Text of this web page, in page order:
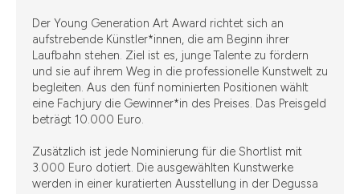
Der Young Generation Art Award richtet sich an
aufstrebende Künstler*innen, die am Beginn ihrer
Laufbahn stehen. Ziel ist es, junge Talente zu fördern
und sie auf ihrem Weg in die professionelle Kunstwelt zu
begleiten. Aus den fünf nominierten Positionen wählt
eine Fachjury die Gewinner*in des Preises. Das Preisgeld
beträgt 10.000 Euro.
Zusätzlich ist jede Nominierung für die Shortlist mit
3.000 Euro dotiert. Die ausgewählten Kunstwerke
werden in einer kuratierten Ausstellung in der Degussa